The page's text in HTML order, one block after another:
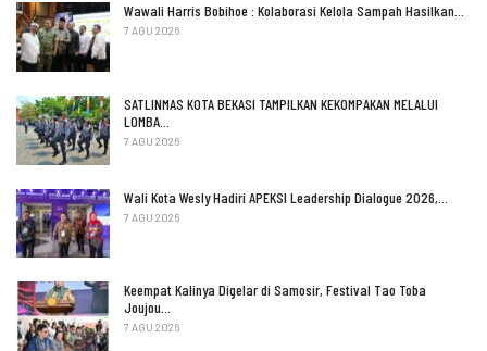
Wawali Harris Bobihoe : Kolaborasi Kelola Sampah Hasilkan…
7 AGU 2026
SATLINMAS KOTA BEKASI TAMPILKAN KEKOMPAKAN MELALUI
LOMBA…
7 AGU 2026
Wali Kota Wesly Hadiri APEKSI Leadership Dialogue 2026,…
7 AGU 2026
Keempat Kalinya Digelar di Samosir, Festival Tao Toba
Joujou…
7 AGU 2026